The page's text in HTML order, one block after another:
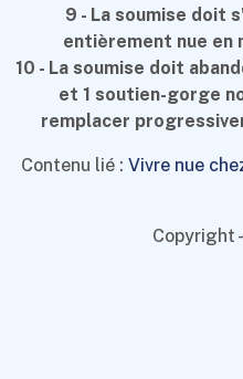
9 - La soumise doit
entièrement nue en
10 - La soumise doit
et 1 soutien-gorge
remplacer
Contenu lié : Vivre nue
Copyright